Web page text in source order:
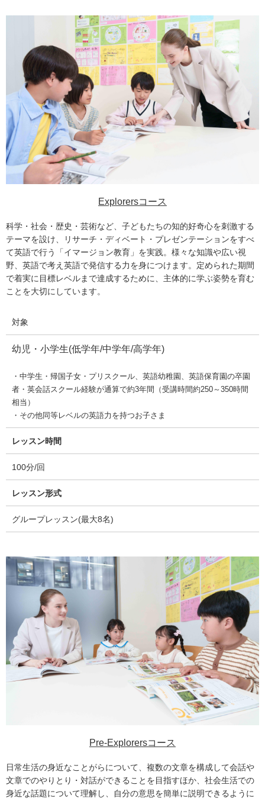
Explorersコース
科学・社会・歴史・芸術など、子どもたちの知的好奇心を刺激する
テーマを設け、リサーチ・ディベート・プレゼンテーションをすべ
て英語で行う「イマージョン教育」を実践。様々な知識や広い視
野、英語で考え英語で発信する力を身につけます。定められた期間
で着実に目標レベルまで達成するために、主体的に学ぶ姿勢を育む
ことを大切にしています。
対象
幼児・小学生(低学年/中学年/高学年)
・中学生・帰国子女・プリスクール、英語幼稚園、英語保育園の卒園
者・英会話スクール経験が通算で約3年間（受講時間約250～350時間
相当）
・その他同等レベルの英語力を持つお子さま
レッスン時間
100分/回
レッスン形式
グループレッスン(最大8名)
Pre-Explorersコース
日常生活の身近なことがらについて、複数の文章を構成して会話や
文章でのやりとり・対話ができることを目指すほか、社会生活での
身近な話題について理解し、自分の意思を簡単に説明できるように